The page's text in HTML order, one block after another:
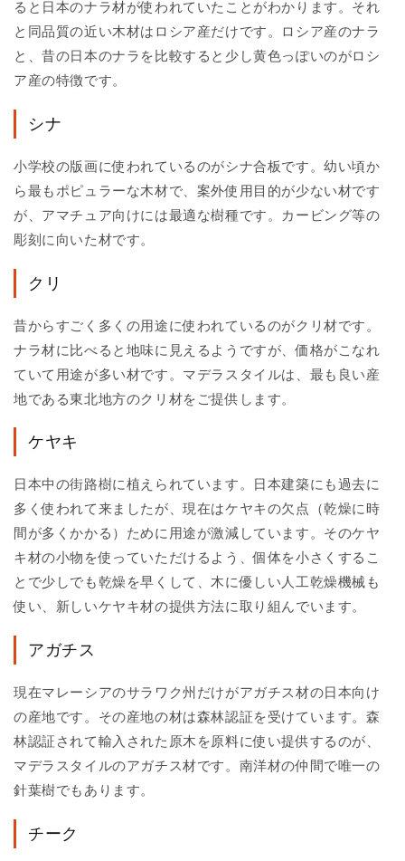
ると日本のナラ材が使われていたことがわかります。それ
と同品質の近い木材はロシア産だけです。ロシア産のナラ
と、昔の日本のナラを比較すると少し黄色っぽいのがロシ
ア産の特徴です。
シナ
小学校の版画に使われているのがシナ合板です。幼い頃か
ら最もポピュラーな木材で、案外使用目的が少ない材です
が、アマチュア向けには最適な樹種です。カービング等の
彫刻に向いた材です。
クリ
昔からすごく多くの用途に使われているのがクリ材です。
ナラ材に比べると地味に見えるようですが、価格がこなれ
ていて用途が多い材です。マデラスタイルは、最も良い産
地である東北地方のクリ材をご提供します。
ケヤキ
日本中の街路樹に植えられています。日本建築にも過去に
多く使われて来ましたが、現在はケヤキの欠点（乾燥に時
間が多くかかる）ために用途が激減しています。そのケヤ
キ材の小物を使っていただけるよう、個体を小さくするこ
とで少しでも乾燥を早くして、木に優しい人工乾燥機械も
使い、新しいケヤキ材の提供方法に取り組んでいます。
アガチス
現在マレーシアのサラワク州だけがアガチス材の日本向け
の産地です。その産地の材は森林認証を受けています。森
林認証されて輸入された原木を原料に使い提供するのが、
マデラスタイルのアガチス材です。南洋材の仲間で唯一の
針葉樹でもあります。
チーク